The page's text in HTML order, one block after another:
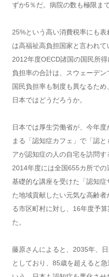
ずか5％だ。病院の数も極限ま
25%という高い消費税率にも
は高福祉高負担国家と言われて
2012年度OECD諸国の国民所
負担率の合計は、スウェーデン
国民負担率も制度も異なるため
日本ではどうだろうか。
日本では厚生労働省が、今年
まる「認知症カフェ」で「認
アが認知症の人の自宅を訪問す
2014年度には全国655カ所で
基礎的な講座を受けた「認知
た地域貢献したい元気な高齢
る市区町村に対し、16年度予
た。
藤原さんによると、2035年、
としており、85歳を超えると